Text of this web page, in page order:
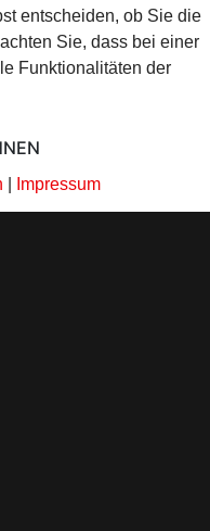
entscheiden, ob Sie die
Sie, dass bei einer
Funktionalitäten der
Impressum